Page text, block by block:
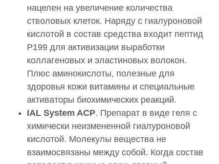
0001801
Введение искусственных имплантатов в мягкие
ткани Гиалрипайер (Hyalrepair) 02 (1,5 мл)
24 000 руб.
0001802
Введение искусственных имплантатов в мягкие
ткани Гиалрипайер (Hyalrepair) 04 (1,5 мл)
24 000 руб.
0001803
Введение искусственных имплантатов в мягкие
ткани Гиалрипайер (Hyalrepair) 08 (1,5 мл)
25 000 руб.
нацелен на увеличение количества
стволовых клеток. Наряду с гиалуроновой
кислотой в состав средства входит пептид
P199 для активизации выработки
коллагеновых и эластиновых волокон.
Плюс аминокислоты, полезные для
здоровья кожи витамины и специальные
активаторы биохимических реакций.
IAL System ACP. Препарат в виде геля с
химически неизмененной гиалуроновой
кислотой. Молекулы вещества не
взаимосвязаны между собой. Когда состав